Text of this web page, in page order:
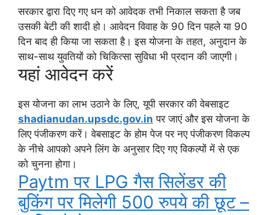
सरकार द्वारा दिए गए धन को आवेदक तभी निकाल सकता है जब
उसकी बेटी की शादी हो। आवेदन विवाह के 90 दिन पहले या 90
दिन बाद ही किया जा सकता है। इस योजना के तहत, अनुदान के
साथ-साथ युवतियों को चिकित्सा सुविधा भी प्रदान की जाएगी।
यहां आवेदन करें
इस योजना का लाभ उठाने के लिए, यूपी सरकार की वेबसाइट
shadianudan.upsdc.gov.in पर जाएं और इस योजना के
लिए पंजीकरण करें। वेबसाइट के होम पेज पर नए पंजीकरण विकल्प
के नीचे आपको अपने लिंग के अनुसार दिए गए विकल्पों में से एक
को चुनना होगा।
Paytm पर LPG गैस सिलेंडर की
बुकिंग पर मिलेगी 500 रुपये की छूट –